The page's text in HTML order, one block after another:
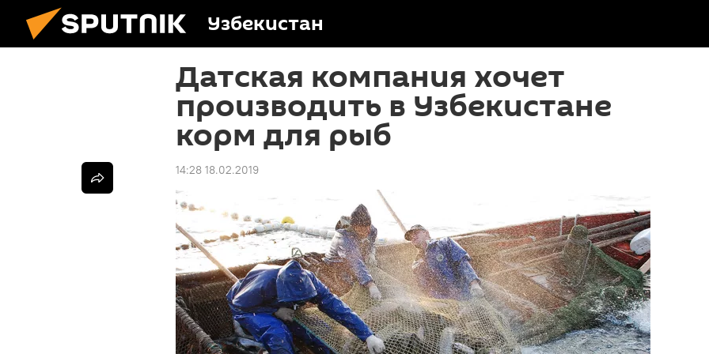
Узбекистан
Датская компания хочет
производить в Узбекистане
корм для рыб
14:28 18.02.2019